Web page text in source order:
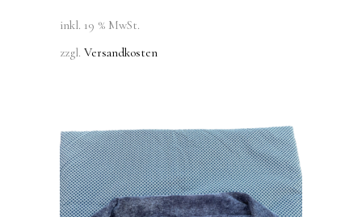
inkl. 19 % MwSt.
zzgl. Versandkosten